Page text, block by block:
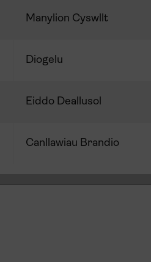
Manylion Cyswllt
Diogelu
Eiddo Deallusol
Canllawiau Brandio